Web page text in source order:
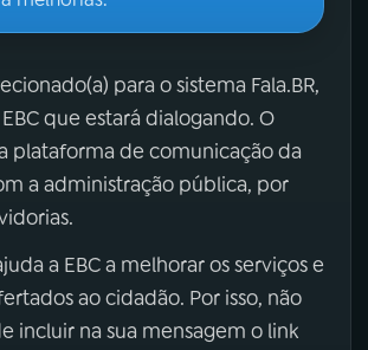
para o sistema Fala.BR,
que estará dialogando. O
plataforma de comunicação da
a administração pública, por
a EBC a melhorar os serviços e
ao cidadão. Por isso, não
incluir na sua mensagem o link